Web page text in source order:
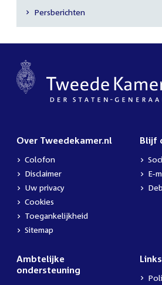
Secundaire
navigatie
Persberichten
Over Tweedekamer.nl
Colofon
Disclaimer
Uw privacy
Cookies
Toegankelijkheid
Sitemap
Blijf
E-
Ambtelijke
ondersteuning
Links